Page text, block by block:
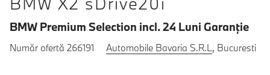
BMW Premium Selection incl. 24 Luni Garanţie
Număr ofertă 266191 Automobile Bavaria S.R.L, Bucuresti